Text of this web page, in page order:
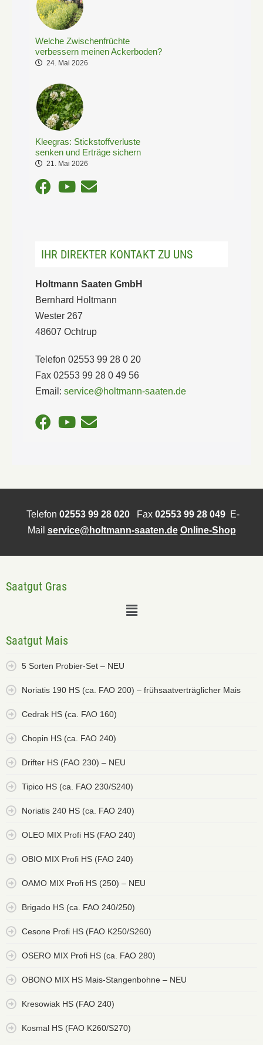
Welche Zwischenfrüchte
verbessern meinen Ackerboden?
24. Mai 2026
Kleegras: Stickstoffverluste
senken und Erträge sichern
21. Mai 2026
IHR DIREKTER KONTAKT ZU UNS
Holtmann Saaten GmbH
Bernhard Holtmann
Wester 267
48607 Ochtrup
Telefon 02553 99 28 0 20
Fax 02553 99 28 0 49 56
Email: service@holtmann-saaten.de
Telefon 02553 99 28 020Fax 02553 99 28 049E-
Mail service@holtmann-saaten.de Online-Shop
Saatgut Gras
Saatgut Mais
5 Sorten Probier-Set – NEU
Noriatis 190 HS (ca. FAO 200) – frühsaatverträglicher Mais
Cedrak HS (ca. FAO 160)
Chopin HS (ca. FAO 240)
Drifter HS (FAO 230) – NEU
Tipico HS (ca. FAO 230/S240)
Noriatis 240 HS (ca. FAO 240)
OLEO MIX Profi HS (FAO 240)
OBIO MIX Profi HS (FAO 240)
OAMO MIX Profi HS (250) – NEU
Brigado HS (ca. FAO 240/250)
Cesone Profi HS (FAO K250/S260)
OSERO MIX Profi HS (ca. FAO 280)
OBONO MIX HS Mais-Stangenbohne – NEU
Kresowiak HS (FAO 240)
Kosmal HS (FAO K260/S270)